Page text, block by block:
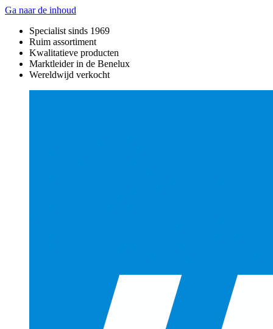
Ga naar de inhoud
Specialist sinds 1969
Ruim assortiment
Kwalitatieve producten
Marktleider in de Benelux
Wereldwijd verkocht